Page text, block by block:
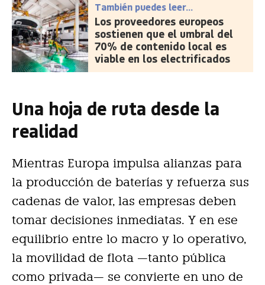
También puedes leer...
Los proveedores europeos
sostienen que el umbral del
70% de contenido local es
viable en los electrificados
Una hoja de ruta desde la
realidad
Mientras Europa impulsa alianzas para
la producción de baterías y refuerza sus
cadenas de valor, las empresas deben
tomar decisiones inmediatas. Y en ese
equilibrio entre lo macro y lo operativo,
la movilidad de flota —tanto pública
como privada— se convierte en uno de